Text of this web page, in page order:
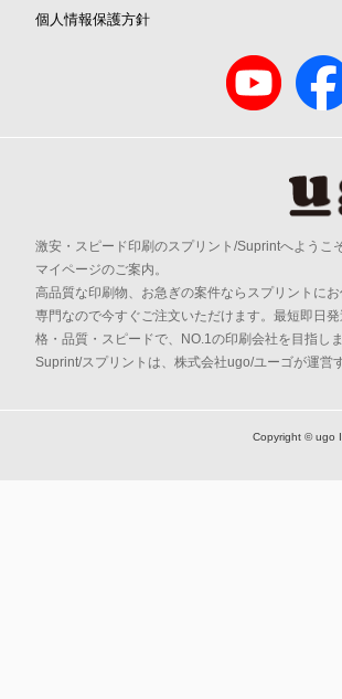
個人情報保護方針
激安・スピード印刷のスプリント/Suprintへようこ
マイページのご案内。
高品質な印刷物、お急ぎの案件ならスプリントに
専門なので今すぐご注文いただけます。最短即日
格・品質・スピードで、NO.1の印刷会社を目指しま
Suprint/スプリントは、株式会社ugo/ユーゴが運営
Copyright © ugo